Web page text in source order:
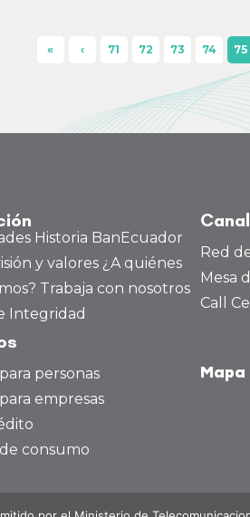
«
‹
s
71 72 73 74 75
Historia BanEcuador
y valores ¿A quiénes
Trabaja con nosotros
Integridad
personas
empresas
consumo
Red
Mesa
Call